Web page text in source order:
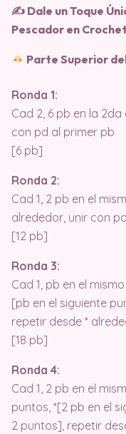
✍ Dale un Toque
Pescador en Crochet
Parte Superior
Ronda 1:
Cad 2, 6 pb en la
con pd al primer pb
[6 pb]
Ronda 2:
Cad 1, 2 pb en el
alrededor, unir con
[12 pb]
Ronda 3:
Cad 1, pb en el
[pb en el siguiente
repetir desde *
[18 pb]
Ronda 4:
Cad 1, 2 pb en el
puntos, *[2 pb en el
2 puntos], repetir